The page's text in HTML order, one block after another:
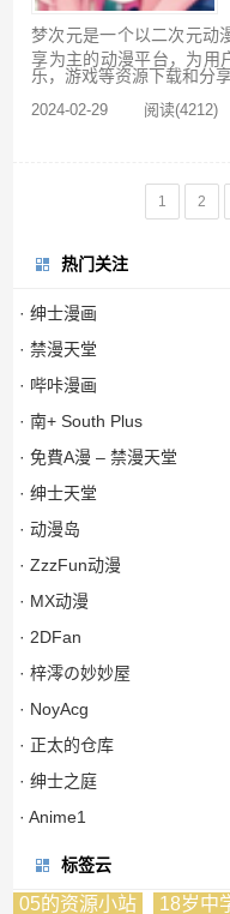
梦次元是一个以二次元动
享为主的动漫平台，为用
乐，游戏等资源下载和分享
2024-02-29 阅读(4212)
1 2
热门关注
· 绅士漫画
· 禁漫天堂
· 哔咔漫画
· 南+ South Plus
· 免費A漫 – 禁漫天堂
· 绅士天堂
· 动漫岛
· ZzzFun动漫
· MX动漫
· 2DFan
· 梓澪の妙妙屋
· NoyAcg
· 正太的仓库
· 绅士之庭
· Anime1
标签云
05的资源小站 18岁中